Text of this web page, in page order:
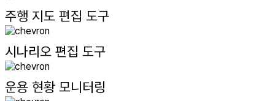
주행 지도 편집 도구
시나리오 편집 도구
운용 현황 모니터링